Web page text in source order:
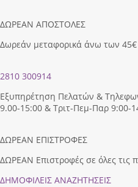
ΔΩΡΕΑΝ ΑΠΟΣΤΟΛΕΣ
Δωρεάν μεταφορικά άνω των 45€
2810 300914
Εξυπηρέτηση Πελατών &
9.00-15:00 & Τριτ-Πεμ-Παρ 9:00-
ΔΩΡΕΑΝ ΕΠΙΣΤΡΟΦΕΣ
ΔΩΡΕΑΝ Επιστροφές σε όλες τις
ΔΗΜΟΦΙΛEIΣ ΑΝΑΖΗΤΗΣΕΙΣ